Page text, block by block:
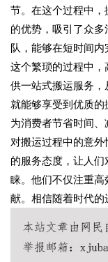
节。在这个过程中
的优势，吸引了众
队，能够在短时间
这个繁琐的过程中
供一站式搬运服务
就能够享受到优质
为消费者节省时间
对搬运过程中的意
的服务态度，让人
睐。他们不仅注重
献。相信随着时代